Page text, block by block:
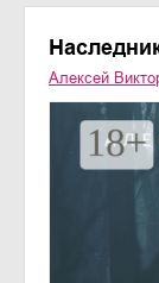
Алексей